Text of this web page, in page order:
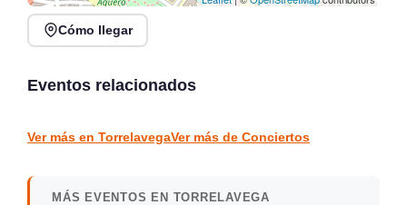
Cómo llegar
Eventos relacionados
Recital de trompeta,
Santander
Ver más en TorrelavegaVer más de Conciertos
MÁS EVENTOS EN TORRELAVEGA